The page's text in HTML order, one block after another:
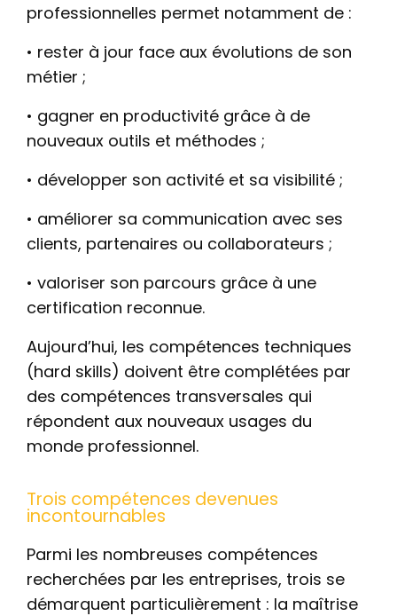
professionnelles permet notamment de :
• rester à jour face aux évolutions de son
métier ;
• gagner en productivité grâce à de
nouveaux outils et méthodes ;
• développer son activité et sa visibilité ;
• améliorer sa communication avec ses
clients, partenaires ou collaborateurs ;
• valoriser son parcours grâce à une
certification reconnue.
Aujourd’hui, les compétences techniques
(hard skills) doivent être complétées par
des compétences transversales qui
répondent aux nouveaux usages du
monde professionnel.
Trois compétences devenues
incontournables
Parmi les nombreuses compétences
recherchées par les entreprises, trois se
démarquent particulièrement : la maîtrise